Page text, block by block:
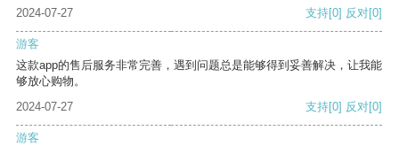
2024-07-27 支持[0] 反对[0]
游客
这款app的售后服务非常完善，遇到问题总是能够得到妥善解决，让我能
够放心购物。
2024-07-27
支持[0] 反对[0]
游客